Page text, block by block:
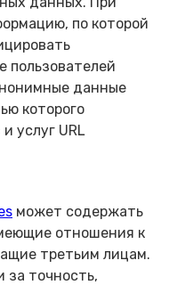
по которой
пользователей
данные
которого
услуг URL
может содержать
отношения к
третьим лицам.
за точность,